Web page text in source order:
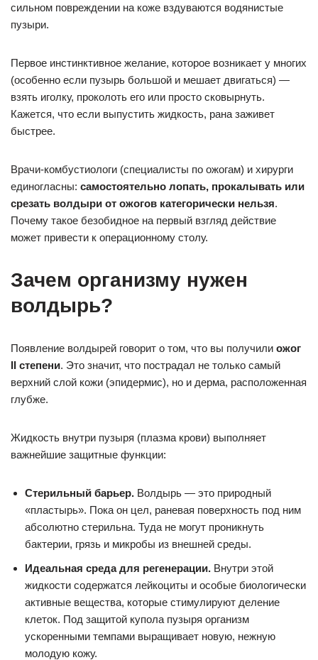
сильном повреждении на коже вздуваются водянистые
пузыри.
Первое инстинктивное желание, которое возникает у многих
(особенно если пузырь большой и мешает двигаться) —
взять иголку, проколоть его или просто сковырнуть.
Кажется, что если выпустить жидкость, рана заживет
быстрее.
Врачи-комбустиологи (специалисты по ожогам) и хирурги
единогласны: самостоятельно лопать, прокалывать или
срезать волдыри от ожогов категорически нельзя.
Почему такое безобидное на первый взгляд действие
может привести к операционному столу.
Зачем организму нужен
волдырь?
Появление волдырей говорит о том, что вы получили ожог
II степени. Это значит, что пострадал не только самый
верхний слой кожи (эпидермис), но и дерма, расположенная
глубже.
Жидкость внутри пузыря (плазма крови) выполняет
важнейшие защитные функции:
Стерильный барьер. Волдырь — это природный
«пластырь». Пока он цел, раневая поверхность под ним
абсолютно стерильна. Туда не могут проникнуть
бактерии, грязь и микробы из внешней среды.
Идеальная среда для регенерации. Внутри этой
жидкости содержатся лейкоциты и особые биологически
активные вещества, которые стимулируют деление
клеток. Под защитой купола пузыря организм
ускоренными темпами выращивает новую, нежную
молодую кожу.